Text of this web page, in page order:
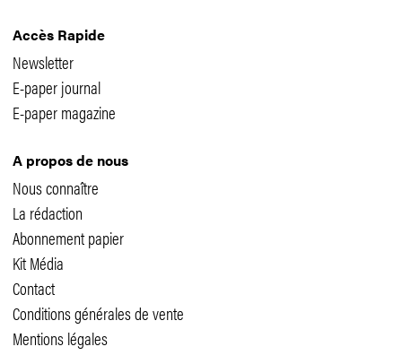
Accès Rapide
Newsletter
E-paper journal
E-paper magazine
A propos de nous
Nous connaître
La rédaction
Abonnement papier
Kit Média
Contact
Conditions générales de vente
Mentions légales